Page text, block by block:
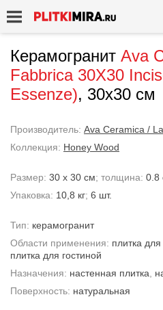
Керамогранит Ava
Fabbrica 30X30
Essenze), 30x30 см
Производитель: Ava Ceramica /
Коллекция: Honey Wood
Размер: 30 x 30 см; толщина: 0.8
Упаковка: 10,8 кг; 6 шт.
Тип: керамогранит
Области применения: плитка
плитка для гостиной
Назначения: настенная плитка
Поверхность: натуральная